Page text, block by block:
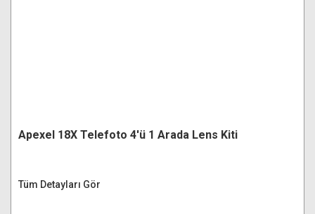
Apexel 18X Telefoto 4'ü 1 Arada Lens Kiti
Tüm Detayları Gör